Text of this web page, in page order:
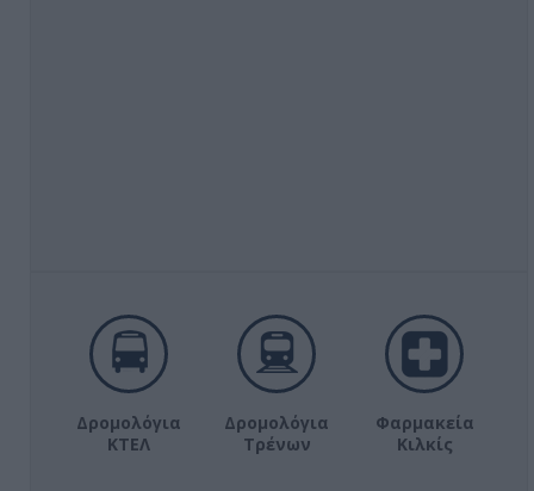
Δρομολόγια
ΚΤΕΛ
Δρομολόγια
Τρένων
Φαρμακεία
Κιλκίς